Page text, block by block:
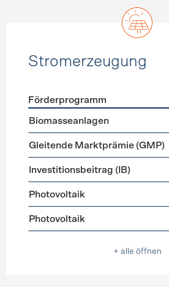
Stromerzeugung
Förderprogramme
Förderprogramm
Biomasseanlagen
Gleitende Marktprämie (GMP)
Investitionsbeitrag (IB)
Photovoltaik
Photovoltaik
+ alle öffnen